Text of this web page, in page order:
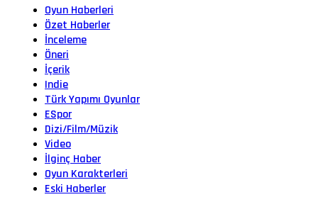
Oyun Haberleri
Özet Haberler
İnceleme
Öneri
İçerik
Indie
Türk Yapımı Oyunlar
ESpor
Dizi/Film/Müzik
Video
İlginç Haber
Oyun Karakterleri
Eski Haberler